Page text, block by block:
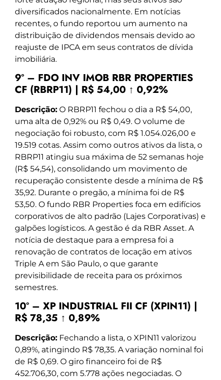
diversificados nacionalmente. Em notícias
recentes, o fundo reportou um aumento na
distribuição de dividendos mensais devido ao
reajuste de IPCA em seus contratos de dívida
imobiliária.
9º – FDO INV IMOB RBR PROPERTIES
CF (RBRP11) | R$ 54,00 ↑ 0,92%
Descrição: O RBRP11 fechou o dia a R$ 54,00,
uma alta de 0,92% ou R$ 0,49. O volume de
negociação foi robusto, com R$ 1.054.026,00 e
19.519 cotas. Assim como outros ativos da lista, o
RBRP11 atingiu sua máxima de 52 semanas hoje
(R$ 54,54), consolidando um movimento de
recuperação consistente desde a mínima de R$
35,92. Durante o pregão, a mínima foi de R$
53,50. O fundo RBR Properties foca em edifícios
corporativos de alto padrão (Lajes Corporativas) e
galpões logísticos. A gestão é da RBR Asset. A
notícia de destaque para a empresa foi a
renovação de contratos de locação em ativos
Triple A em São Paulo, o que garante
previsibilidade de receita para os próximos
semestres.
10º – XP INDUSTRIAL FII CF (XPIN11) |
R$ 78,35 ↑ 0,89%
Descrição: Fechando a lista, o XPIN11 valorizou
0,89%, atingindo R$ 78,35. A variação nominal foi
de R$ 0,69. O giro financeiro foi de R$
452.706,30, com 5.778 ações negociadas. O